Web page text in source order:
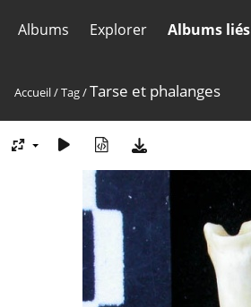
Albums Explorer Albums liés
Accueil/Tag/Tarse et phalanges